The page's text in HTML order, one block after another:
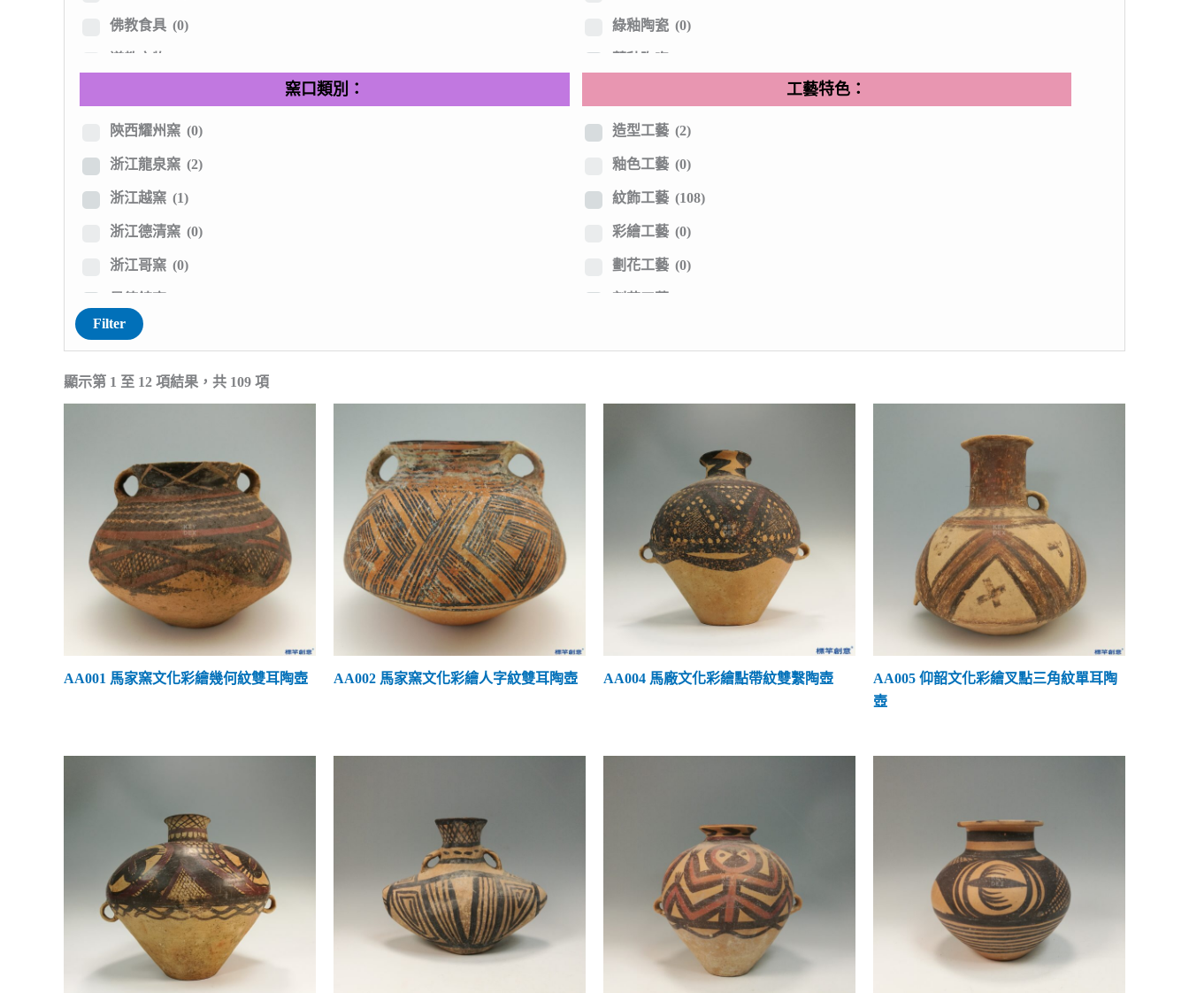
日本近代 (3)
佛教食具 (0)
擺件陳設器 (3)
雙龍柄瓶(0)
文房用具 (7)
有趣陶瓷(4)
穀倉瓶罐 (0)
陪葬陶瓷
鼎的款式
陶鼓瓷鼓(1)
頭枕脈枕(1)
香爐薰香(2)
燭台油燈(1)
唾盂渣斗(0)
花盆花器(0)
飲茶器具(2)
盞與盞托 (1)
杯與高足杯(6)
碗與高足碗 (7)
盤與高足盤 (9)
綠釉陶瓷 (0)
白釉瓷(21)
青白瓷(0)
青花釉裡紅 (4)
褐色釉瓷 (0)
鈞釉瓷(0)
絞胎瓷(1)
窯口類別：
陝西耀州窯 (0)
浙江龍泉窯 (2)
浙江越窯 (1)
浙江德清窯 (0)
浙江哥窯 (0)
江西吉州窯
河北磁州窯(7)
河北定窯(1)
河北邢窯(0)
河南相州窯 (0)
河南當陽峪窯 (1)
河南魯山窯(0)
河南鈞窯 (0)
福建建寧窯(0)
內蒙缸瓦窯(0)
台灣曉芳窯(4)
河南鞏義窯
南宋官窯(0)
工藝特色：
造型工藝 (2)
釉色工藝 (0)
紋飾工藝 (108)
彩繪工藝 (0)
劃花工藝 (0)
仿古工藝(1)
仿生造型(1)
人物造型 (4)
(0)
(0)
文化內涵(0)
Filter
顯示第 1 至 12 項結果，共 109 項
AA001 馬家窯文化彩繪幾何紋雙耳陶壺 AA002 馬家窯文化彩繪人字紋雙耳陶壺 AA004 馬廠文化彩繪點帶紋雙繫陶壺
AA005 仰韶文化彩繪叉點三角紋單耳陶
壺